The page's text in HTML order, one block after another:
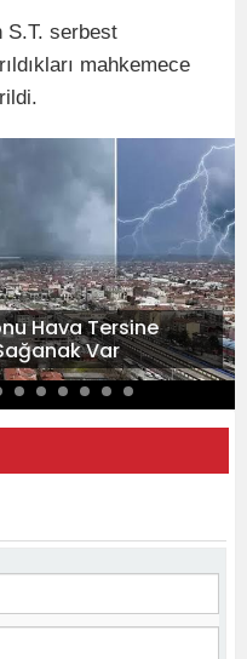
S.T. serbest
mahkemece
Hava Tersine
Var